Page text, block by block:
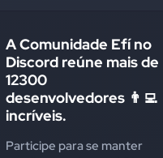
A Comunidade Efí no
Discord reúne mais de
12300
desenvolvedores 👨‍💻
incríveis.
Participe para se manter